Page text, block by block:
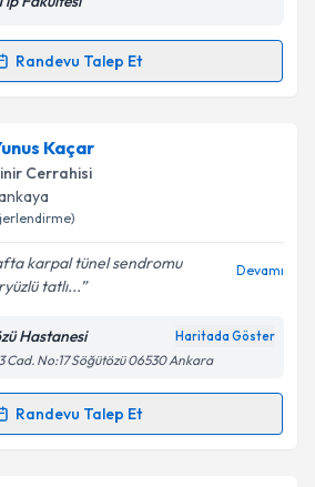
işlenmesine ilişkinAydınlatma
Talebini Gönder
Randevu Talep Et
Talebi
Doğaniçin randevu takvimi talebi
uzmandan randevu almanız için bir
e-posta ile bilgilendireceğiz.
işlenmesine ilişkin
Aydınlatma
ve kişisel verilerimin belirtilen
kabul ediyorum.
Kaçar
Cerrahisi
karpal tünel sendromu
tatlı...
Devamı
Hastanesi Haritada Göster
Cad. No:17 Söğütözü 06530 Ankara
Randevu Talep Et
Talebi